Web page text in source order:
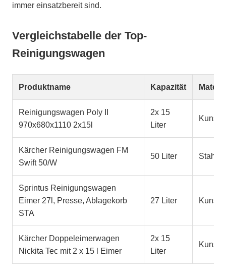
immer einsatzbereit sind.
Vergleichstabelle der Top-
Reinigungswagen
Produktname Kapazität
Reinigungswagen Poly II
970x680x1110 2x15l
2x 15
Liter
Kärcher Reinigungswagen FM
Swift 50/W
50 Liter Stahl
Sprintus Reinigungswagen
Eimer 27l, Presse, Ablagekorb
STA
27 Liter
Kärcher Doppeleimerwagen
Nickita Tec mit 2 x 15 l Eimer
2x 15
Liter